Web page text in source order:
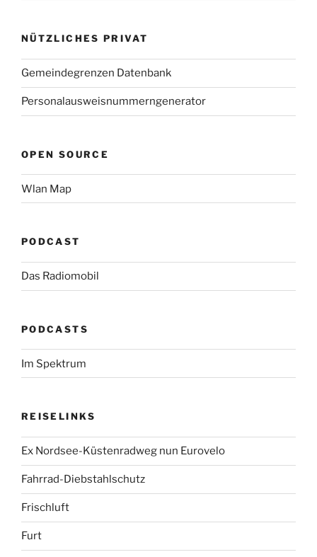
NÜTZLICHES PRIVAT
Gemeindegrenzen Datenbank
Personalausweisnummerngenerator
OPEN SOURCE
Wlan Map
PODCAST
Das Radiomobil
PODCASTS
Im Spektrum
REISELINKS
Ex Nordsee-Küstenradweg nun Eurovelo
Fahrrad-Diebstahlschutz
Frischluft
Furt